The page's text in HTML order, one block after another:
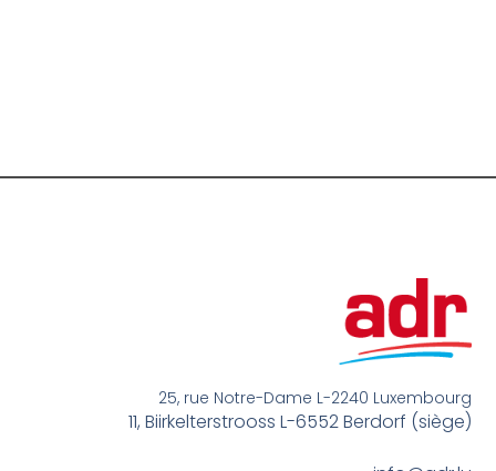
25, rue Notre-Dame L-2240 Luxembourg
11, Biirkelterstrooss L-6552 Berdorf (siège)